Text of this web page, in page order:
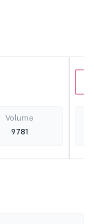
Volume
9781